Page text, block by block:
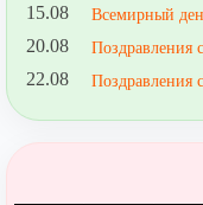
15.08 Всемирный
20.08 Поздравления
22.08 Поздравления